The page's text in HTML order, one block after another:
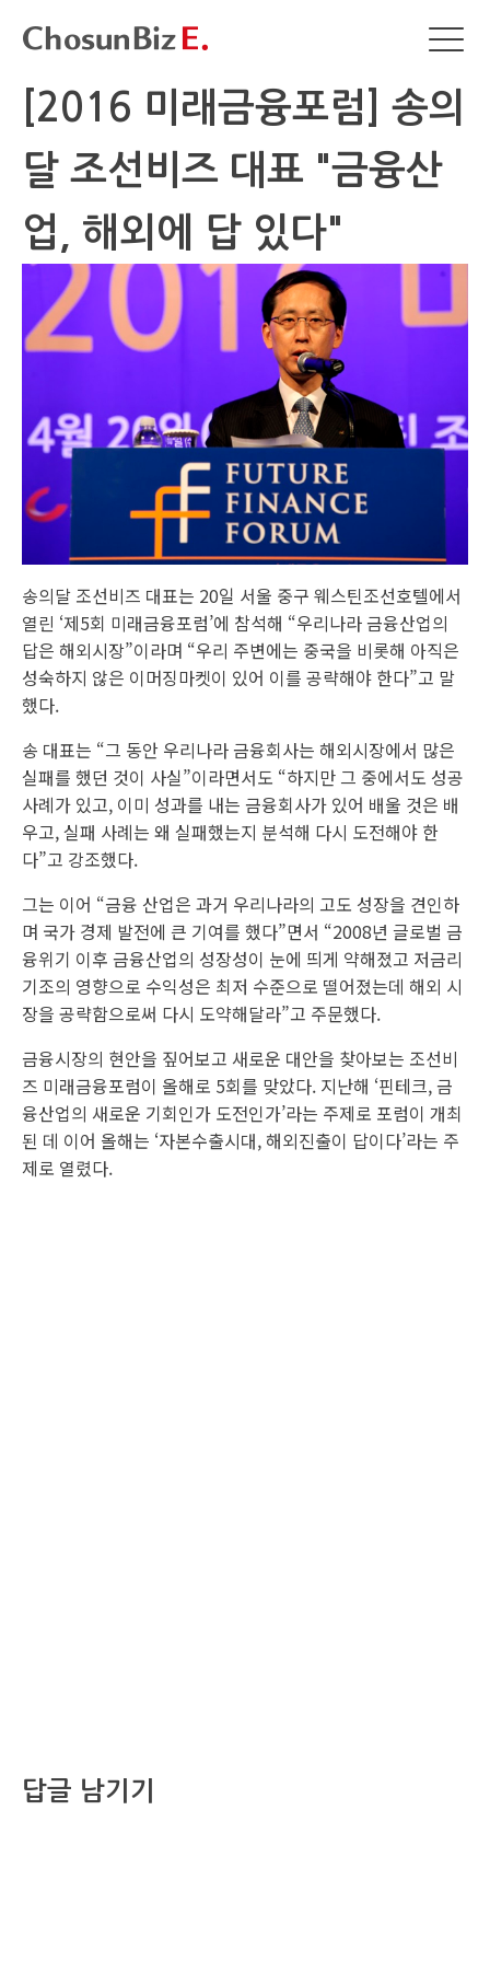
[2016 미래금융포럼] 송의
달 조선비즈 대표 "금융산
업, 해외에 답 있다"
송의달 조선비즈 대표는 20일 서울 중구 웨스틴조선호텔에서
열린 ‘제5회 미래금융포럼’에 참석해 “우리나라 금융산업의
답은 해외시장”이라며 “우리 주변에는 중국을 비롯해 아직은
성숙하지 않은 이머징마켓이 있어 이를 공략해야 한다”고 말
했다.
송 대표는 “그 동안 우리나라 금융회사는 해외시장에서 많은
실패를 했던 것이 사실”이라면서도 “하지만 그 중에서도 성공
사례가 있고, 이미 성과를 내는 금융회사가 있어 배울 것은 배
우고, 실패 사례는 왜 실패했는지 분석해 다시 도전해야 한
다”고 강조했다.
그는 이어 “금융 산업은 과거 우리나라의 고도 성장을 견인하
며 국가 경제 발전에 큰 기여를 했다”면서 “2008년 글로벌 금
융위기 이후 금융산업의 성장성이 눈에 띄게 약해졌고 저금리
기조의 영향으로 수익성은 최저 수준으로 떨어졌는데 해외 시
장을 공략함으로써 다시 도약해달라”고 주문했다.
금융시장의 현안을 짚어보고 새로운 대안을 찾아보는 조선비
즈 미래금융포럼이 올해로 5회를 맞았다. 지난해 ‘핀테크, 금
융산업의 새로운 기회인가 도전인가’라는 주제로 포럼이 개최
된 데 이어 올해는 ‘자본수출시대, 해외진출이 답이다’라는 주
제로 열렸다.
답글 남기기